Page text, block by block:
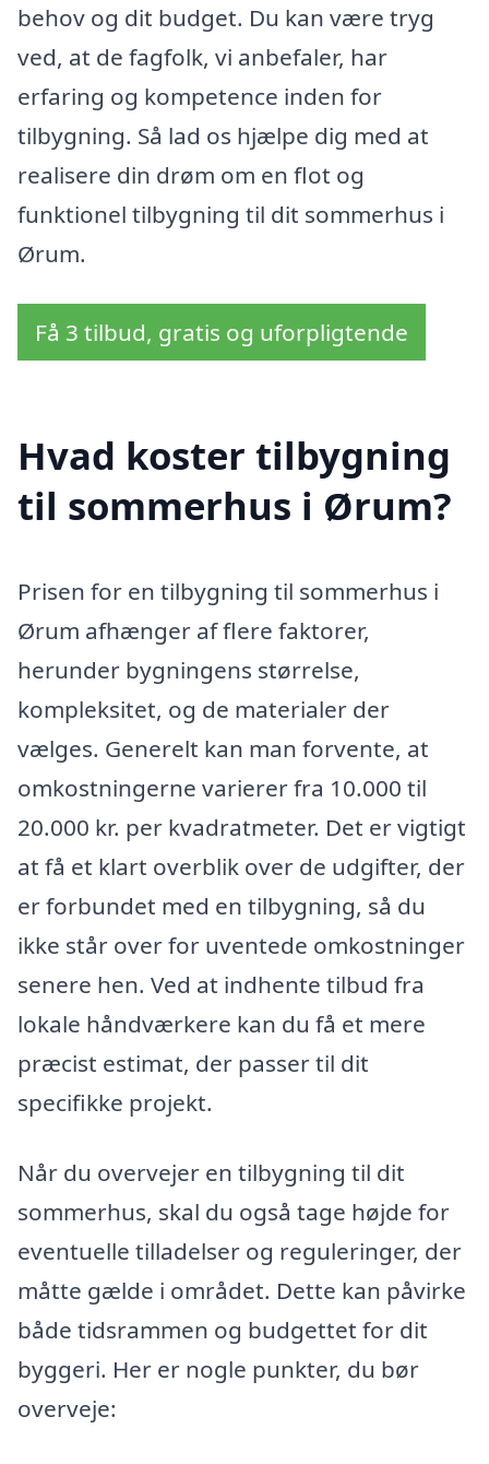
behov og dit budget. Du kan være tryg
ved, at de fagfolk, vi anbefaler, har
erfaring og kompetence inden for
tilbygning. Så lad os hjælpe dig med at
realisere din drøm om en flot og
funktionel tilbygning til dit sommerhus i
Ørum.
Få 3 tilbud, gratis og uforpligtende
Hvad koster tilbygning
til sommerhus i Ørum?
Prisen for en tilbygning til sommerhus i
Ørum afhænger af flere faktorer,
herunder bygningens størrelse,
kompleksitet, og de materialer der
vælges. Generelt kan man forvente, at
omkostningerne varierer fra 10.000 til
20.000 kr. per kvadratmeter. Det er vigtigt
at få et klart overblik over de udgifter, der
er forbundet med en tilbygning, så du
ikke står over for uventede omkostninger
senere hen. Ved at indhente tilbud fra
lokale håndværkere kan du få et mere
præcist estimat, der passer til dit
specifikke projekt.
Når du overvejer en tilbygning til dit
sommerhus, skal du også tage højde for
eventuelle tilladelser og reguleringer, der
måtte gælde i området. Dette kan påvirke
både tidsrammen og budgettet for dit
byggeri. Her er nogle punkter, du bør
overveje: